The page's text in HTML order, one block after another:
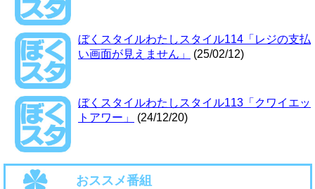
ぼくスタイルわたしスタイル114「レジの支払
い画面が見えません」
(25/02/12)
ぼくスタイルわたしスタイル113「クワイエッ
トアワー」
(24/12/20)
おススメ番組